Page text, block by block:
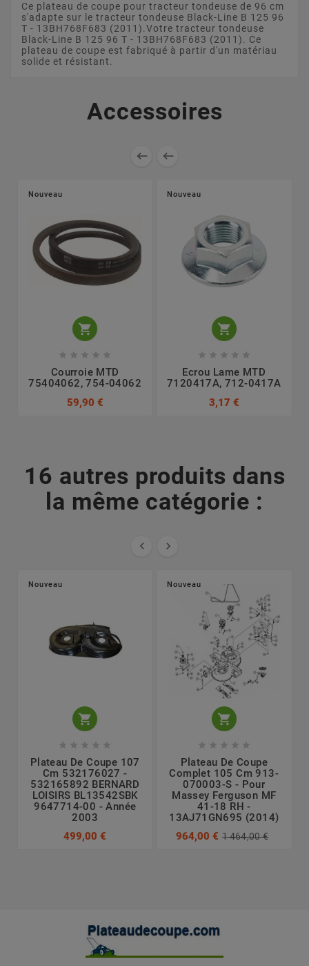
Ce plateau de coupe pour tracteur tondeuse de 96 cm
s'adapte sur le tracteur tondeuse Black-Line B 125 96
T - 13BH768F683 (2011).Votre tracteur tondeuse
Black-Line B 125 96 T - 13BH768F683 (2011). Ce
plateau de coupe est fabriqué à partir d'un matériau
solide et résistant.
Accessoires
 
Nouveau

    
Courroie MTD
75404062, 754-04062
59,90 €
Nouveau

    
Ecrou Lame MTD
7120417A, 712-0417A
3,17 €
16 autres produits dans
la même catégorie :
 
Nouveau

    
Plateau De Coupe 107
Cm 532176027 -
532165892 BERNARD
LOISIRS BL13542SBK
9647714-00 - Année
2003
499,00 €
Nouveau

    
Plateau De Coupe
Complet 105 Cm 913-
070003-S - Pour
Massey Ferguson MF
41-18 RH -
13AJ71GN695 (2014)
964,00 € 1 464,00 €